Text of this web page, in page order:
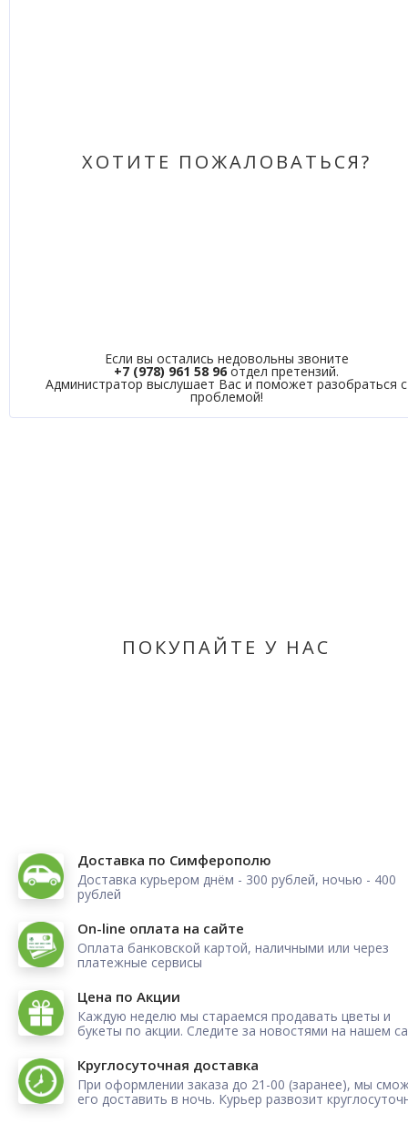
ХОТИТЕ ПОЖАЛОВАТЬСЯ?
Если вы остались недовольны звоните
+7 (978) 961 58 96 отдел претензий.
Администратор выслушает Вас и поможет разобраться с
проблемой!
ПОКУПАЙТЕ У НАС
Доставка по Симферополю
Доставка курьером днём - 300 рублей, ночью - 400
рублей
On-line оплата на сайте
Оплата банковской картой, наличными или через
платежные сервисы
Цена по Акции
Каждую неделю мы стараемся продавать цветы и
букеты по акции. Следите за новостями на нашем
Круглосуточная доставка
При оформлении заказа до 21-00 (заранее), мы
его доставить в ночь. Курьер развозит